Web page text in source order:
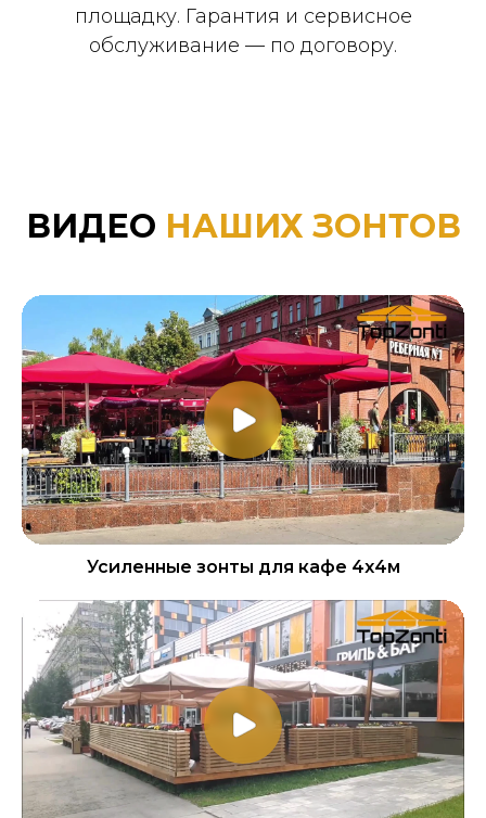
площадку. Гарантия и сервисное
обслуживание — по договору.
ВИДЕО НАШИХ ЗОНТОВ
Усиленные зонты для кафе 4х4м